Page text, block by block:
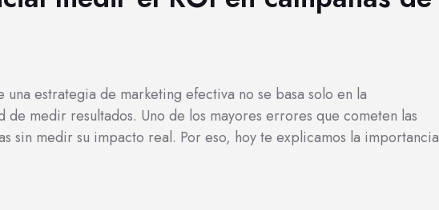
una estrategia de marketing efectiva no se basa solo en la
medir resultados. Uno de los mayores errores que cometen las
sin medir su impacto real. Por eso, hoy te explicamos la importancia